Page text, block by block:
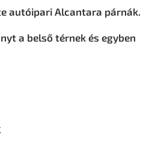
autóipari Alcantara párnák.
a belső térnek és egyben